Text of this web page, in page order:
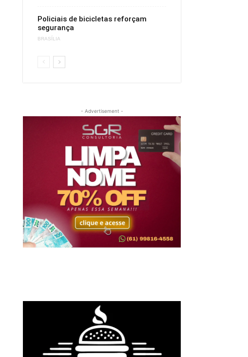
Policiais de bicicletas reforçam
segurança
BRASÍLIA
- Advertisement -